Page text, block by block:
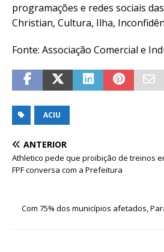
programações e redes sociais
Christian, Cultura, Ilha,
Fonte: Associação Comercial e
ACIU
ANTERIOR
Athletico pede que proibição de treinos
FPF conversa com a Prefeitura
Com 75% dos municípios afetados,